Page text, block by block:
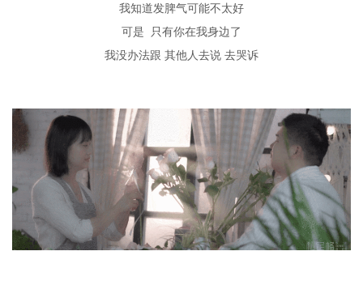
我知道发脾气可能不太好
可是
只有你在我身边了
我没办法跟 其他人去说 去哭诉